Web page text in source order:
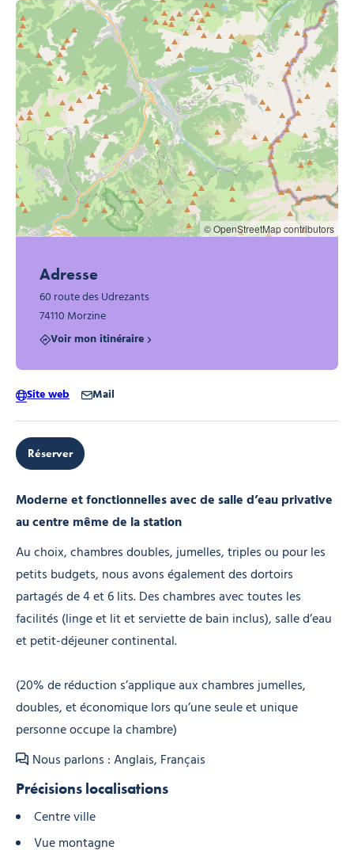
Moderne et fonctionnelles avec de salle d’eau privative
au centre même de la station
Au choix, chambres doubles, jumelles, triples ou pour les
petits budgets, nous avons également des dortoirs
partagés de 4 et 6 lits. Des chambres avec toutes les
facilités (linge et lit et serviette de bain inclus), salle d’eau
et petit-déjeuner continental.
(20% de réduction s’applique aux chambres jumelles,
doubles, et économique lors qu’une seule et unique
personne occupe la chambre)
Nous parlons : Anglais, Français
Précisions localisations
Centre ville
Vue montagne
© OpenStreetMap contributors
Adresse
60 route des Udrezants
74110 Morzine
Voir mon itinéraire
Site web Mail
Réserver